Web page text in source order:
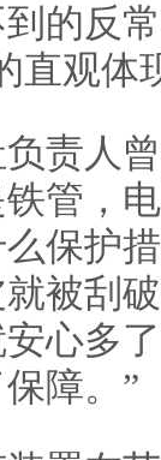
的反
直观体
人曾
管，
保护
被刮
心多
障。”